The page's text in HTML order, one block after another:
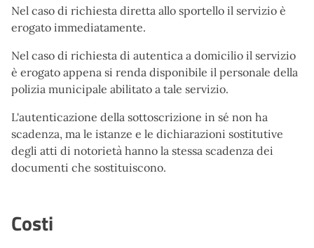
Nel caso di richiesta diretta allo sportello il servizio è
erogato immediatamente.
Nel caso di richiesta di autentica a domicilio il servizio
è erogato appena si renda disponibile il personale della
polizia municipale abilitato a tale servizio.
L'autenticazione della sottoscrizione in sé non ha
scadenza, ma le istanze e le dichiarazioni sostitutive
degli atti di notorietà hanno la stessa scadenza dei
documenti che sostituiscono.
Costi